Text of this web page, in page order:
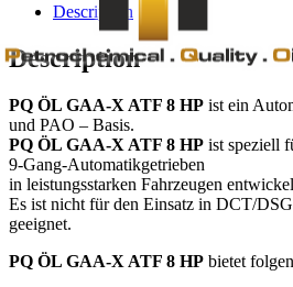
Description
Description
PQ ÖL GAA-X ATF 8 HP ist ein
und PAO – Basis.
PQ ÖL GAA-X ATF 8 HP ist speziell
9-Gang-Automatikgetrieben
in leistungsstarken Fahrzeugen
Es ist nicht für den Einsatz in DCT/
geeignet.
PQ ÖL GAA-X ATF 8 HP bietet